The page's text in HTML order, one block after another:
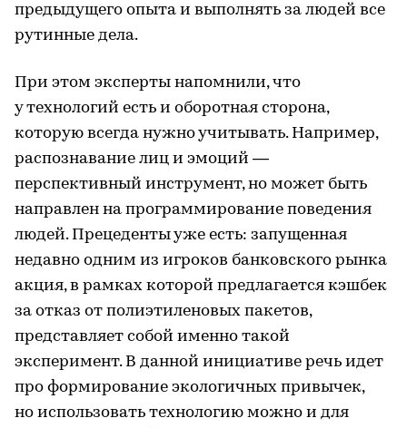
предыдущего опыта и выполнять за людей все
рутинные дела.
При этом эксперты напомнили, что
у технологий есть и оборотная сторона,
которую всегда нужно учитывать. Например,
распознавание лиц и эмоций —
перспективный инструмент, но может быть
направлен на программирование поведения
людей. Прецеденты уже есть: запущенная
недавно одним из игроков банковского рынка
акция, в рамках которой предлагается кэшбек
за отказ от полиэтиленовых пакетов,
представляет собой именно такой
эксперимент. В данной инициативе речь идет
про формирование экологичных привычек,
но использовать технологию можно и для